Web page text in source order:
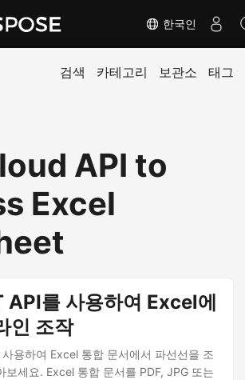
한국인
검색 카테고리 보관소 태그
API to
Excel
API를 사용하여 Excel에
인 조작
사용하여 Excel 통합 문서에서 파선선을 조
보세요. Excel 통합 문서를 PDF, JPG 또는